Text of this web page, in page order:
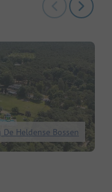
Heldense Bossen